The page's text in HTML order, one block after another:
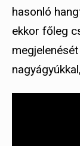
hasonló
ekkor főleg